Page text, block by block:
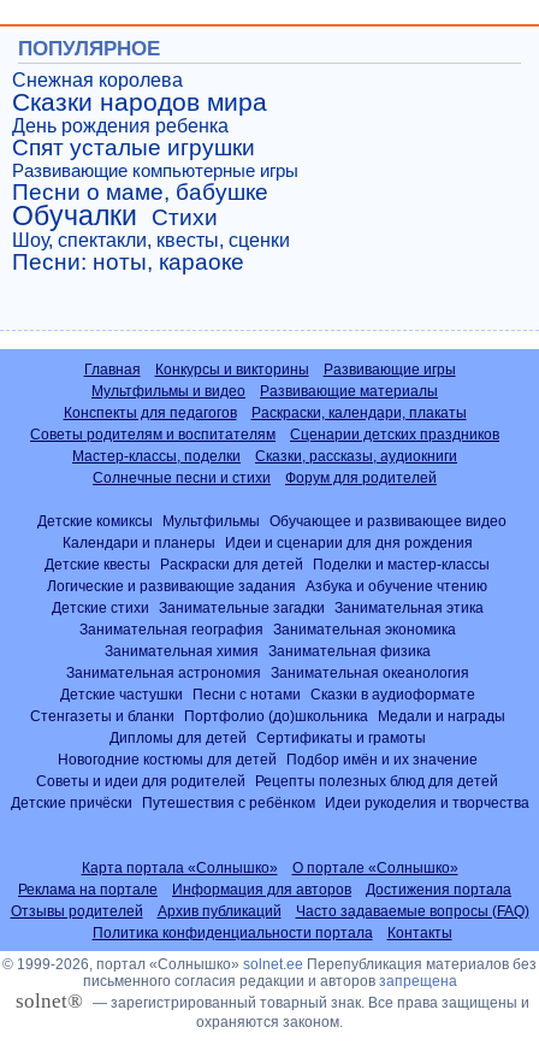
ПОПУЛЯРНОЕ
Снежная королева
Сказки народов мира
День рождения ребенка
Спят усталые игрушки
Развивающие компьютерные игры
Песни о маме, бабушке
Обучалки Стихи
Шоу, спектакли, квесты, сценки
Песни: ноты, караоке
Главная Конкурсы и викторины
Развивающие игры
Мультфильмы и видео
Развивающие материалы
Конспекты для педагогов
Раскраски, календари, плакаты
Советы родителям и воспитателям
Сценарии детских праздников
Мастер-классы, поделки
Сказки, рассказы, аудиокниги
Солнечные песни и стихи
Форум для родителей
Детские комиксы Мультфильмы
Обучающее и развивающее видео
Календари и планеры
Идеи и сценарии для дня рождения
Детские квесты
Раскраски для детей
Поделки и мастер-классы
Логические и развивающие задания
Азбука и обучение чтению
Детские стихи
Занимательные загадки
Занимательная этика
Занимательная география
Занимательная экономика
Занимательная химия
Занимательная физика
Занимательная астрономия
Занимательная океанология
Детские частушки
Песни с нотами
Сказки в аудиоформате
Стенгазеты и бланки
Портфолио (до)школьника
Медали и награды
Дипломы для детей
Сертификаты и грамоты
Новогодние костюмы для детей
Подбор имён и их значение
Советы и идеи для родителей
Рецепты полезных блюд для детей
Детские причёски
Путешествия с ребёнком Идеи рукоделия и творчества
Карта портала «Солнышко»
О портале «Солнышко»
Реклама на портале
Информация для авторов
Достижения портала
Отзывы родителей
Архив публикаций
Часто задаваемые вопросы (FAQ)
Политика конфиденциальности портала
Контакты
© 1999-2026, портал «Солнышко» solnet.ee Перепубликация материалов без
письменного согласия редакции и авторов запрещена
solnet® — зарегистрированный товарный знак. Все права защищены и
охраняются законом.